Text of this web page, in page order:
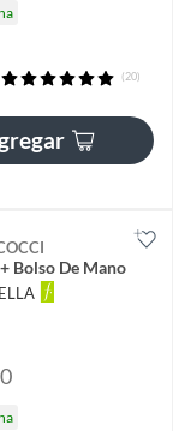
(20)
Pack Tote + Bolso De Mano